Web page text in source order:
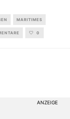
MARITIMES
0